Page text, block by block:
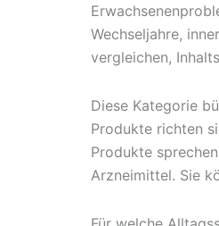
Wechseljahre,
vergleichen,
Diese Kategorie
Produkte richten
Produkte
Arzneimittel. Sie